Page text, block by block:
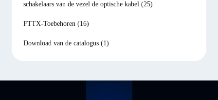
schakelaars van de vezel de optische kabel (25)
FTTX-Toebehoren (16)
Download van de catalogus (1)